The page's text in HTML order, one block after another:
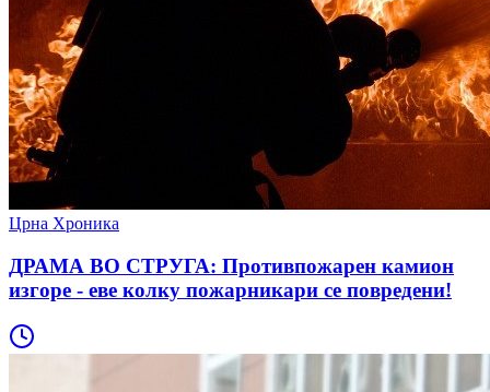
Црна Хроника
ДРАМА ВО СТРУГА: Противпожарен камион
изгоре - еве колку пожарникари се повредени!